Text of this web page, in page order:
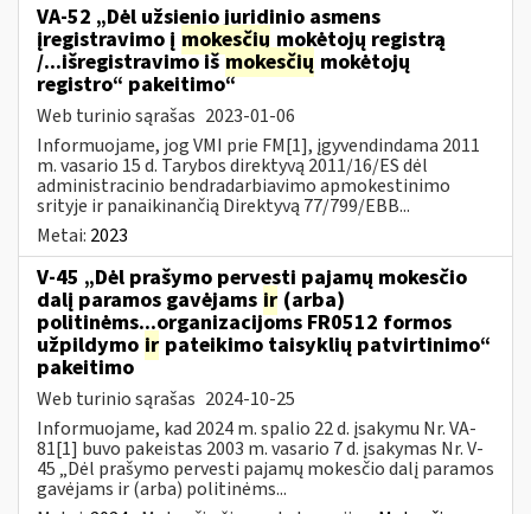
VA-52 „Dėl užsienio juridinio asmens
įregistravimo į mokesčių mokėtojų registrą
/...išregistravimo išmokesčių mokėtojų
registro“ pakeitimo“
Web turinio sąrašas 2023-01-06
Informuojame, jog VMI prie FM[1], įgyvendindama 2011
m. vasario 15 d. Tarybos direktyvą 2011/16/ES dėl
administracinio bendradarbiavimo apmokestinimo
srityje ir panaikinančią Direktyvą 77/799/EBB...
Metai: 2023
V-45 „Dėl prašymo pervesti pajamų mokesčio
dalį paramos gavėjams ir (arba)
politinėms...organizacijoms FR0512 formos
užpildymo ir pateikimo taisyklių patvirtinimo“
pakeitimo
Web turinio sąrašas 2024-10-25
Informuojame, kad 2024 m. spalio 22 d. įsakymu Nr. VA-
81[1] buvo pakeistas 2003 m. vasario 7 d. įsakymas Nr. V-
45 „Dėl prašymo pervesti pajamų mokesčio dalį paramos
gavėjams ir (arba) politinėms...